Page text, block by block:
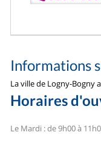
Informations
La ville de Logny-Bogny
Horaires
Le Mardi : de 9h00 à